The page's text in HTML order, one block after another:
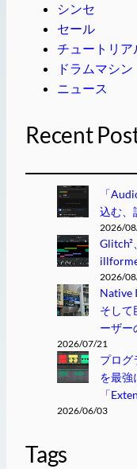
シンセ
セール
チュートリア
ドラムマシン
ニュース
Recent
「
込む、
2026/
2026/
Native
そし
ーザー
2026/07/21
プログ
を最強
「
2026/06/03
Tags